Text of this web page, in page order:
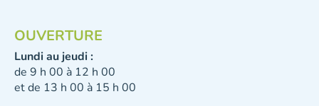
OUVERTURE
Lundi au jeudi :
de 9 h 00 à 12 h 00
et de 13 h 00 à 15 h 00